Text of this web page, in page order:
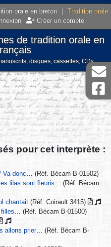
orale en breton
Tradition orale
Créer un compte
de tradition orale en
disques, cassettes, CDs
pour cet interprète :
Va donc… (Réf. Bécam B-01502)
lilas sont fleuris… (Réf. Bécam
chantait (Réf. Coirault 3415)
filles… (Réf. Bécam B-01500)
allons prier… (Réf. Bécam B-